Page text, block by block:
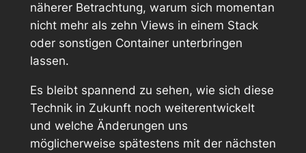
näherer Betrachtung, warum sich momentan
nicht mehr als zehn Views in einem Stack
oder sonstigen Container unterbringen
lassen.
Es bleibt spannend zu sehen, wie sich diese
Technik in Zukunft noch weiterentwickelt
und welche Änderungen uns
möglicherweise spätestens mit der nächsten